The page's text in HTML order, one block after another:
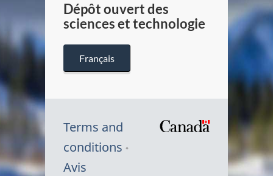
Dépôt ouvert des
sciences et technologie
Français
Terms and
conditions
Avis
Symbole